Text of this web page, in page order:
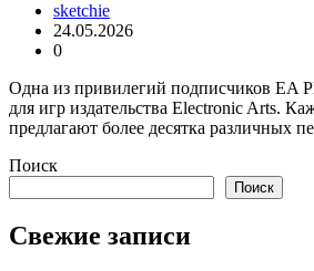
sketchie
24.05.2026
0
Одна из привилегий подписчиков EA
для игр издательства Electronic Arts.
предлагают более десятка различных
Поиск
Поиск
Свежие записи